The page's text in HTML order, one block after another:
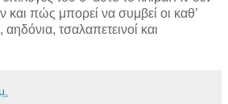
και πώς μπορεί να συμβεί οι καθ’
τσαλαπετεινοί και